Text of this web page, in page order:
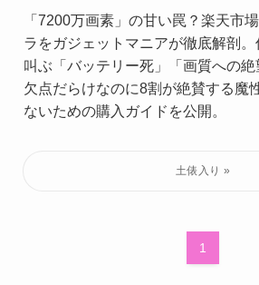
「7200万画素」の甘い罠？楽天市
ラをガジェットマニアが徹底解剖
叫ぶ「バッテリー死」「画質への絶
欠点だらけなのに8割が絶賛する魔
ないための購入ガイドを公開。
1